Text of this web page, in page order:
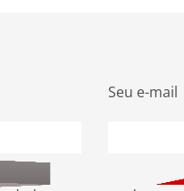
Seu e-mail